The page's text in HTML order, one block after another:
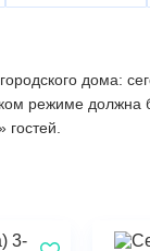
дома:
режиме должна
гостей.